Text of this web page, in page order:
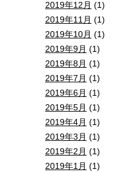
2019年12月 (1)
2019年11月 (1)
2019年10月 (1)
2019年9月 (1)
2019年8月 (1)
2019年7月 (1)
2019年6月 (1)
2019年5月 (1)
2019年4月 (1)
2019年3月 (1)
2019年2月 (1)
2019年1月 (1)